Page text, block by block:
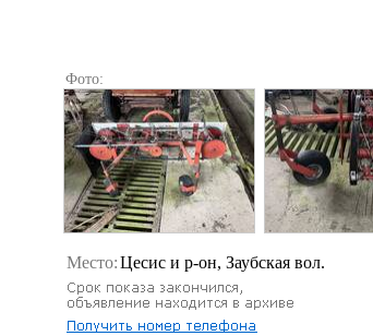
Фото:
Место:Цесис и р-он, Заубская вол.